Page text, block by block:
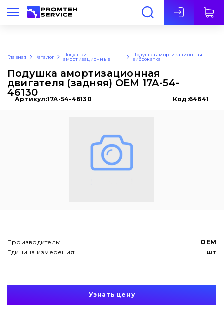
Рус
Главная Каталог
Подушки
амортизационные
Подушка амортизационная
виброкатка
Подушка амортизационная
двигателя (задняя) OEM 17A-54-
46130
Артикул:17A-54-46130 Код:64641
Производитель:
OEM
Единица измерения:
шт
Узнать цену